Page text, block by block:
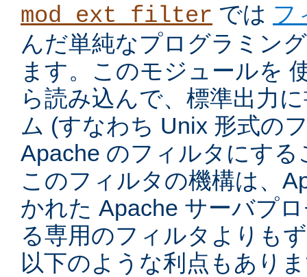
mod_ext_filter では フ
んだ単純なプログラミン
ます。このモジュールを
ら読み込んで、標準出力
ム (すなわち Unix 形式の
Apache のフィルタにす
このフィルタの機構は、
かれた Apache サーバプ
る専用のフィルタよりも
以下のような利点もあり